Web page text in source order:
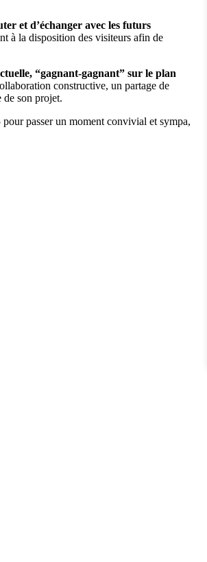
et d’échanger avec les futurs
à la disposition des visiteurs afin de
“gagnant-gagnant” sur le plan
constructive, un partage de
de son projet.
passer un moment convivial et sympa,